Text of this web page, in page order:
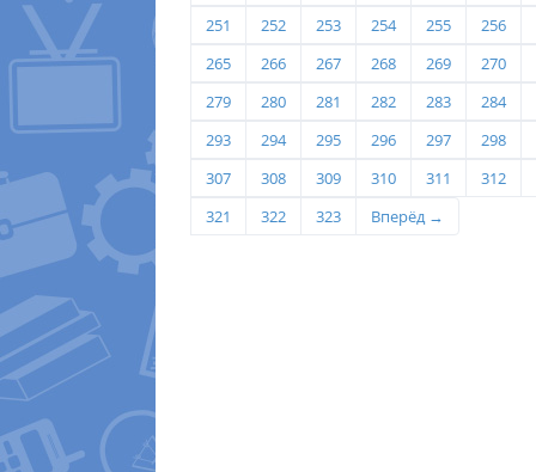
251
252 253 254 255
256
265
266 267 268 269
270
279
280 281 282 283
284
293
294 295 296 297
298
307
308 309 310 311
312
321
322 323 Вперёд →